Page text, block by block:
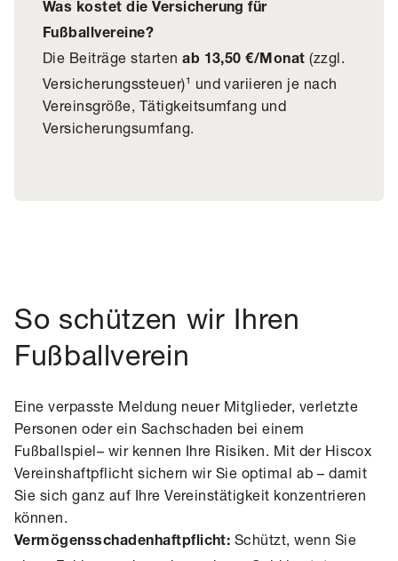
Was kostet die Versicherung für
Fußballvereine?
Die Beiträge startenab 13,50 €/Monat (zzgl.
Versicherungssteuer)¹ und variieren je nach
Vereinsgröße, Tätigkeitsumfang und
Versicherungsumfang.
So schützen wir Ihren
Fußballverein
Eine verpasste Meldung neuer Mitglieder, verletzte
Personen oder ein Sachschaden bei einem
Fußballspiel– wir kennen Ihre Risiken. Mit der Hiscox
Vereinshaftpflicht sichern wir Sie optimal ab – damit
Sie sich ganz auf Ihre Vereinstätigkeit konzentrieren
können.
Vermögensschadenhaftpflicht: Schützt, wenn Sie